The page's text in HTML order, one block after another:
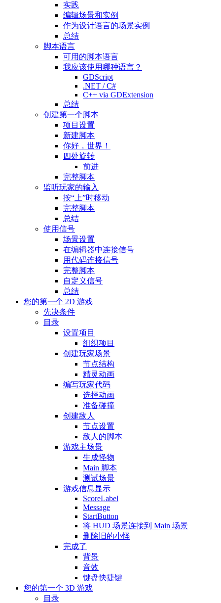
实践
编辑场景和实例
作为设计语言的场景实例
总结
脚本语言
可用的脚本语言
我应该使用哪种语言？
GDScript
.NET / C#
C++ via GDExtension
总结
创建第一个脚本
项目设置
新建脚本
你好，世界！
四处旋转
前进
完整脚本
监听玩家的输入
按“上”时移动
完整脚本
总结
使用信号
场景设置
在编辑器中连接信号
用代码连接信号
完整脚本
自定义信号
总结
您的第一个 2D 游戏
先决条件
目录
设置项目
组织项目
创建玩家场景
节点结构
精灵动画
编写玩家代码
选择动画
准备碰撞
创建敌人
节点设置
敌人的脚本
游戏主场景
生成怪物
Main 脚本
测试场景
游戏信息显示
ScoreLabel
Message
StartButton
将 HUD 场景连接到 Main 场景
删除旧的小怪
完成了
背景
音效
键盘快捷键
您的第一个 3D 游戏
目录